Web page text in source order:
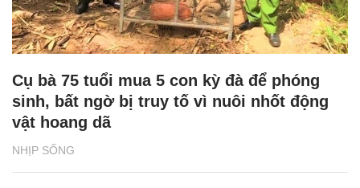
NHỊP SỐNG
Cụ bà 75 tuổi mua 5 con kỳ đà để phóng
sinh, bất ngờ bị truy tố vì nuôi nhốt động
vật hoang dã